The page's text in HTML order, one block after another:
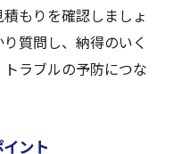
もりを確認しましょ
質問し、納得のいく
ラブルの予防につな
ント